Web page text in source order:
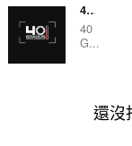
40gradosproducciones
40
G...
還沒